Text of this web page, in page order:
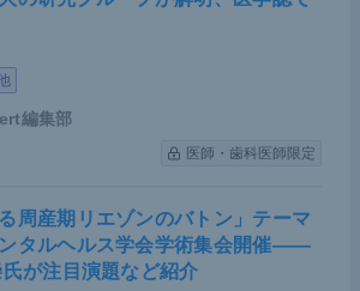
編集部
医師・歯科医師限定
周産期リエゾンのバトン」テーマ
タルヘルス学会学術集会開催――
が注目演題など紹介